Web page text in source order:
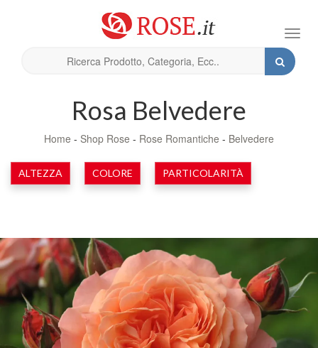
Rosa Belvedere
Home - Shop Rose - Rose Romantiche - Belvedere
ALTEZZA COLORE PARTICOLARITÀ